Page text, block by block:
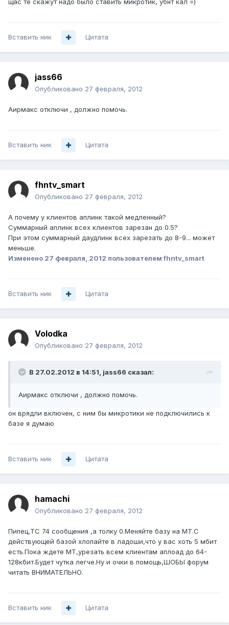
щас те скажут надо было ставить микротик, убнт кал =)
Вставить ник Цитата
jass66
Опубликовано 27 февраля, 2012
Аирмакс отключи , должно помочь.
Вставить ник Цитата
fhntv_smart
Опубликовано 27 февраля, 2012
А почему у клиентов аплинк такой медленный?
Суммарный аплинк всех клиентов зарезан до 0.5?
При этом суммарный даудлинк всех зарезать до 8-9... может
меньше.
Изменено 27 февраля, 2012 пользователем fhntv_smart
Вставить ник Цитата
Volodka
Опубликовано 27 февраля, 2012
В 27.02.2012 в 14:51, jass66 сказал:
Аирмакс отключи , должно помочь.
он врядли включен, с ним бы микротики не подключились к
базе я думаю
Вставить ник Цитата
hamachi
Опубликовано 27 февраля, 2012
Пипец,ТС 74 сообщения ,а толку 0.Меняйте базу на МТ.С
действующей базой хлопайте в ладоши,что у вас хоть 5 мбит
есть.Пока ждете МТ,урезать всем клиентам аплоад до 64-
128кбит.Будет чутка легче.Ну и очки в помощь,ШОБЫ форум
читать ВНИМАТЕЛЬНО.
Вставить ник Цитата